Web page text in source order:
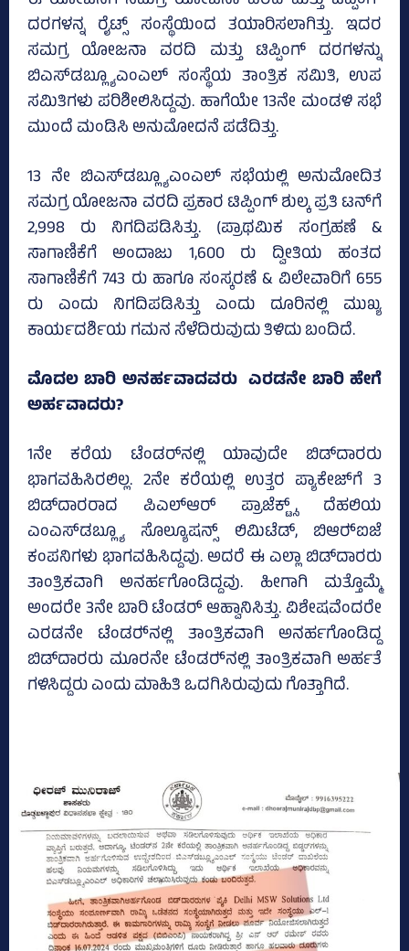
ದರಗಳನ್ನ ರೈಟ್ಸ್‌ ಸಂಸ್ಥೆಯಿಂದ ತಯಾರಿಸಲಾಗಿತ್ತು. ಇದರ
ಸಮಗ್ರ ಯೋಜನಾ ವರದಿ ಮತ್ತು ಟಿಪ್ಪಿಂಗ್ ದರಗಳನ್ನು
ಬಿಎಸ್‌ಡಬ್ಲ್ಯೂಎಂಎಲ್ ಸಂಸ್ಥೆಯ ತಾಂತ್ರಿಕ ಸಮಿತಿ, ಉಪ
ಸಮಿತಿಗಳು ಪರಿಶೀಲಿಸಿದ್ದವು. ಹಾಗೆಯೇ 13ನೇ ಮಂಡಳಿ ಸಭೆ
ಮುಂದೆ ಮಂಡಿಸಿ ಅನುಮೋದನೆ ಪಡೆದಿತ್ತು.
13 ನೇ ಬಿಎಸ್‌ಡಬ್ಲ್ಯೂಎಂಎಲ್ ಸಭೆಯಲ್ಲಿ ಅನುಮೋದಿತ
ಸಮಗ್ರ ಯೋಜನಾ ವರದಿ ಪ್ರಕಾರ ಟಿಪ್ಪಿಂಗ್ ಶುಲ್ಕ ಪ್ರತಿ ಟನ್‌ಗೆ
2,998 ರು ನಿಗದಿಪಡಿಸಿತ್ತು. (ಪ್ರಾಥಮಿಕ ಸಂಗ್ರಹಣೆ &
ಸಾಗಾಣಿಕೆಗೆ ಅಂದಾಜು 1,600 ರು ದ್ವೀತಿಯ ಹಂತದ
ಸಾಗಾಣಿಕೆಗೆ 743 ರು ಹಾಗೂ ಸಂಸ್ಕರಣೆ & ವಿಲೇವಾರಿಗೆ 655
ರು ಎಂದು ನಿಗದಿಪಡಿಸಿತ್ತು ಎಂದು ದೂರಿನಲ್ಲಿ ಮುಖ್ಯ
ಕಾರ್ಯದರ್ಶಿಯ ಗಮನ ಸೆಳೆದಿರುವುದು ತಿಳಿದು ಬಂದಿದೆ.
ಮೊದಲ ಬಾರಿ ಅನರ್ಹವಾದವರು ಎರಡನೇ ಬಾರಿ ಹೇಗೆ
ಅರ್ಹವಾದರು?
1ನೇ ಕರೆಯ ಟೆಂಡರ್‌ನಲ್ಲಿ ಯಾವುದೇ ಬಿಡ್‌ದಾರರು
ಭಾಗವಹಿಸಿರಲಿಲ್ಲ. 2ನೇ ಕರೆಯಲ್ಲಿ ಉತ್ತರ ಪ್ಯಾಕೇಜ್‌ಗೆ 3
ಬಿಡ್‌ದಾರರಾದ ಪಿಎಲ್‌ಆರ್ ಪ್ರಾಜೆಕ್ಟ್ಸ್‌, ದೆಹಲಿಯ
ಎಂಎಸ್‌ಡಬ್ಲ್ಯೂ ಸೊಲ್ಯೂಷನ್ಸ್‌ ಲಿಮಿಟೆಡ್, ಬಿಆರ್‍‌ಐಜೆ
ಕಂಪನಿಗಳು ಭಾಗವಹಿಸಿದ್ದವು. ಅದರೆ ಈ ಎಲ್ಲಾ ಬಿಡ್‌ದಾರರು
ತಾಂತ್ರಿಕವಾಗಿ ಅನರ್ಹಗೊಂಡಿದ್ದವು. ಹೀಗಾಗಿ ಮತ್ತೊಮ್ಮೆ
ಅಂದರೇ 3ನೇ ಬಾರಿ ಟೆಂಡರ್ ಆಹ್ವಾನಿಸಿತ್ತು. ವಿಶೇಷವೆಂದರೇ
ಎರಡನೇ ಟೆಂಡರ್‍‌ನಲ್ಲಿ ತಾಂತ್ರಿಕವಾಗಿ ಅನರ್ಹಗೊಂಡಿದ್ದ
ಬಿಡ್‌ದಾರರು ಮೂರನೇ ಟೆಂಡರ್‍‌ನಲ್ಲಿ ತಾಂತ್ರಿಕವಾಗಿ ಅರ್ಹತೆ
ಗಳಿಸಿದ್ದರು ಎಂದು ಮಾಹಿತಿ ಒದಗಿಸಿರುವುದು ಗೊತ್ತಾಗಿದೆ.